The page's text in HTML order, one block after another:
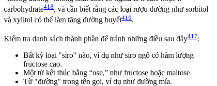
carbohydrate418, và cần biết rằng các loại rượu đường như sorbitol
và xylitol có thể làm tăng đường huyết419.
Kiểm tra danh sách thành phần để tránh những điều sau đây417:
Bất kỳ loại "siro" nào, ví dụ như siro ngô có hàm lượng
fructose cao.
Một từ kết thúc bằng “ose,” như fructose hoặc maltose
Từ "đường" trong tên gọi, ví dụ như đường mía.